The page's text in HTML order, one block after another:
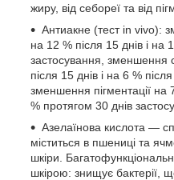
жиру, від себореї та від
Антиакне (тест in vivo):
на 12 % після 15 днів і на
застосування, зменшення
після 15 днів і на 6 %
зменшення пігментації на
% протягом 30 днів
Азелаїнова кислота —
міститься в пшениці та
шкіри.
шкірою: знищує бактерії,